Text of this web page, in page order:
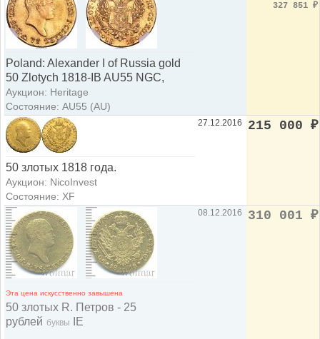
Poland: Alexander I of Russia gold
50 Zlotych 1818-IB AU55 NGC,
Аукцион: Heritage
Состояние: AU55 (AU)
327 851 ₽
50 злотых 1818 года.
Аукцион: NicoInvest
Состояние: XF
27.12.2016 215 000 ₽
Эта цена искусственно завышена
50 злотых R. Петров - 25
рублей буквы IE
08.12.2016 310 001 ₽